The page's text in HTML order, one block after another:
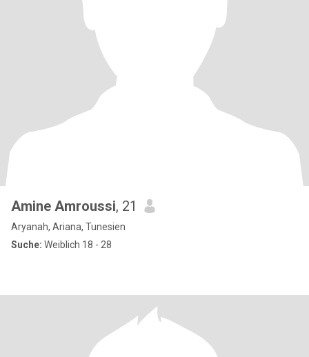
Amine Amroussi, 21
Aryanah, Ariana, Tunesien
Suche: Weiblich 18 - 28